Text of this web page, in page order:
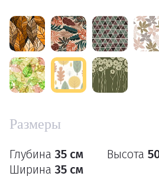
Размеры
Глубина 35 см Высота
Ширина 35 см